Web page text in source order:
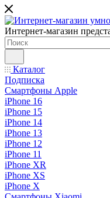
Интернет-магазин
Каталог
Подписка
Смартфоны Apple
iPhone 16
iPhone 15
iPhone 14
iPhone 13
iPhone 12
iPhone 11
iPhone XR
iPhone XS
iPhone X